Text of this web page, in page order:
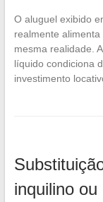
O aluguel exibido
realmente
mesma realidade.
líquido condiciona
investimento
inquilino